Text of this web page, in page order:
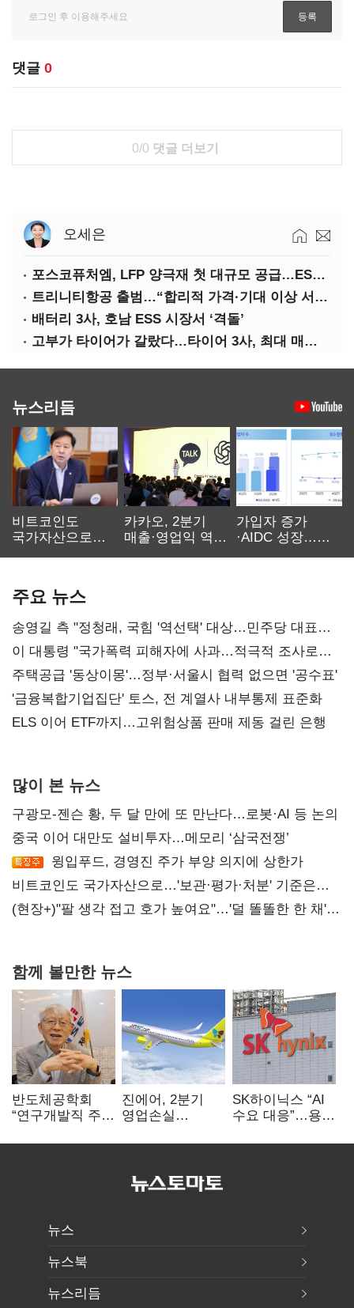
댓글 0
0/0 댓글 더보기
오세은
포스코퓨처엠, LFP 양극재 첫 대규모 공급…ESS 시장 공략
트리니티항공 출범…“합리적 가격·기대 이상 서비스로 승부”
배터리 3사, 호남 ESS 시장서 ‘격돌’
고부가 타이어가 갈랐다…타이어 3사, 최대 매출에도 영업익 희비
뉴스리듬
비트코인도
국가자산으로…'
카카오, 2분기
매출·영업익 역대
가입자 증가
·AIDC 성장…
주요 뉴스
송영길 측 "정청래, 국힘 '역선택' 대상…민주당 대표로
총선 지휘 못해"
이 대통령 "국가폭력 피해자에 사과…적극적 조사로
진실 밝혀야"
주택공급 '동상이몽'…정부·서울시 협력 없으면 '공수표'
'금융복합기업집단' 토스, 전 계열사 내부통제 표준화
ELS 이어 ETF까지…고위험상품 판매 제동 걸린 은행
많이 본 뉴스
구광모-젠슨 황, 두 달 만에 또 만난다…로봇·AI 등 논의
중국 이어 대만도 설비투자…메모리 ‘삼국전쟁’
윙입푸드, 경영진 주가 부양 의지에 상한가
비트코인도 국가자산으로…'보관·평가·처분' 기준은
숙제
(현장+)"팔 생각 접고 호가 높여요"…'덜 똘똘한 한 채'
함께 볼만한 뉴스
반도체공학회
“연구개발직 주
개선해야”
진에어, 2분기
영업손실
상승 여파
SK하이닉스 “AI
수요 대응”…용인
투자
뉴스
뉴스북
뉴스리듬